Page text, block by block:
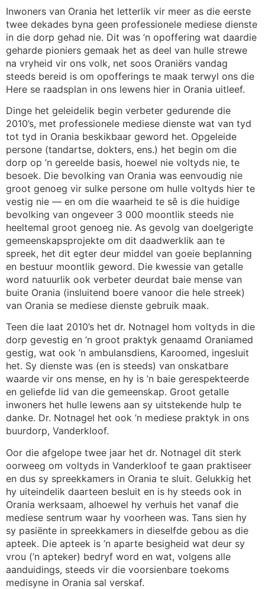
Inwoners van Orania het letterlik vir meer as die eerste
twee dekades byna geen professionele mediese dienste
in die dorp gehad nie. Dit was ’n opoffering wat daardie
geharde pioniers gemaak het as deel van hulle strewe
na vryheid vir ons volk, net soos Oraniërs vandag
steeds bereid is om opofferings te maak terwyl ons die
Here se raadsplan in ons lewens hier in Orania uitleef.
Dinge het geleidelik begin verbeter gedurende die
2010’s, met professionele mediese dienste wat van tyd
tot tyd in Orania beskikbaar geword het. Opgeleide
persone (tandartse, dokters, ens.) het begin om die
dorp op ’n gereelde basis, hoewel nie voltyds nie, te
besoek. Die bevolking van Orania was eenvoudig nie
groot genoeg vir sulke persone om hulle voltyds hier te
vestig nie — en om die waarheid te sê is die huidige
bevolking van ongeveer 3 000 moontlik steeds nie
heeltemal groot genoeg nie. As gevolg van doelgerigte
gemeenskapsprojekte om dit daadwerklik aan te
spreek, het dit egter deur middel van goeie beplanning
en bestuur moontlik geword. Die kwessie van getalle
word natuurlik ook verbeter deurdat baie mense van
buite Orania (insluitend boere vanoor die hele streek)
van Orania se mediese dienste gebruik maak.
Teen die laat 2010’s het dr. Notnagel hom voltyds in die
dorp gevestig en ’n groot praktyk genaamd Oraniamed
gestig, wat ook ’n ambulansdiens, Karoomed, ingesluit
het. Sy dienste was (en is steeds) van onskatbare
waarde vir ons mense, en hy is ’n baie gerespekteerde
en geliefde lid van die gemeenskap. Groot getalle
inwoners het hulle lewens aan sy uitstekende hulp te
danke. Dr. Notnagel het ook ’n mediese praktyk in ons
buurdorp, Vanderkloof.
Oor die afgelope twee jaar het dr. Notnagel dit sterk
oorweeg om voltyds in Vanderkloof te gaan praktiseer
en dus sy spreekkamers in Orania te sluit. Gelukkig het
hy uiteindelik daarteen besluit en is hy steeds ook in
Orania werksaam, alhoewel hy verhuis het vanaf die
mediese sentrum waar hy voorheen was. Tans sien hy
sy pasiënte in spreekkamers in dieselfde gebou as die
apteek. Die apteek is ’n aparte besigheid wat deur sy
vrou (’n apteker) bedryf word en wat, volgens alle
aanduidings, steeds vir die voorsienbare toekoms
medisyne in Orania sal verskaf.